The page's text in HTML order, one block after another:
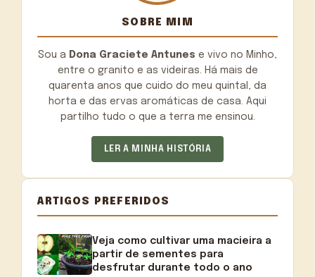
SOBRE MIM
Sou a Dona Graciete Antunes e vivo no Minho,
entre o granito e as videiras. Há mais de
quarenta anos que cuido do meu quintal, da
horta e das ervas aromáticas de casa. Aqui
partilho tudo o que a terra me ensinou.
LER A MINHA HISTÓRIA
ARTIGOS PREFERIDOS
Veja como cultivar uma macieira a
partir de sementes para
desfrutar durante todo o ano